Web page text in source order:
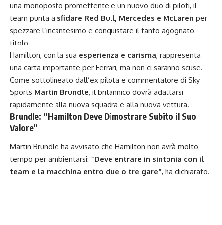
una monoposto promettente e un nuovo duo di piloti, il
team punta a sfidare Red Bull, Mercedes e McLaren per
spezzare l’incantesimo e conquistare il tanto agognato
titolo.
Hamilton, con la sua esperienza e carisma, rappresenta
una carta importante per Ferrari, ma non ci saranno scuse.
Come sottolineato dall’ex pilota e commentatore di Sky
Sports Martin Brundle, il britannico dovrà adattarsi
rapidamente alla nuova squadra e alla nuova vettura.
Brundle: “Hamilton Deve Dimostrare Subito il Suo
Valore”
Martin Brundle ha avvisato che Hamilton non avrà molto
tempo per ambientarsi: “Deve entrare in sintonia con il
team e la macchina entro due o tre gare”, ha dichiarato.